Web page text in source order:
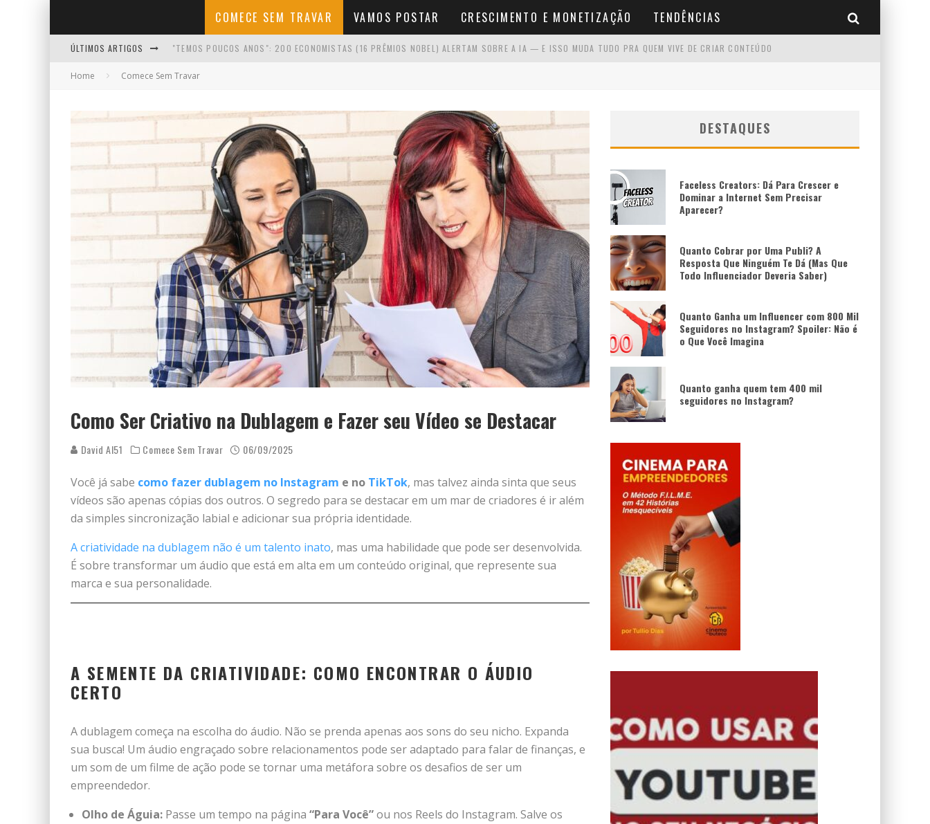
COMECE SEM TRAVAR VAMOS POSTAR CRESCIMENTO E MONETIZAÇÃO TENDÊNCIAS
ÚLTIMOS ARTIGOS "TEMOS POUCOS ANOS": 200 ECONOMISTAS (16 PRÊMIOS NOBEL) ALERTAM SOBRE A IA — E ISSO MUDA TUDO PRA QUEM VIVE DE CRIAR CONTEÚDO
COMO COMEÇAR A CRIAR CONTEÚDO SE VOCÊ ODEIA APARECER
COMO MANTER A MOTIVAÇÃO NO INÍCIO SEM VER RESULTADOS RÁPIDOS
Home Comece Sem Travar
Como Ser Criativo na Dublagem e Fazer seu Vídeo se Destacar
David AI51 Comece Sem Travar 06/09/2025
Você já sabe como fazer dublagem no Instagram e no TikTok, mas talvez ainda sinta que seus
vídeos são apenas cópias dos outros. O segredo para se destacar em um mar de criadores é ir além
da simples sincronização labial e adicionar sua própria identidade.
A criatividade na dublagem não é um talento inato, mas uma habilidade que pode ser desenvolvida.
É sobre transformar um áudio que está em alta em um conteúdo original, que represente sua
marca e sua personalidade.
A SEMENTE DA CRIATIVIDADE: COMO ENCONTRAR O ÁUDIO
CERTO
A dublagem começa na escolha do áudio. Não se prenda apenas aos sons do seu nicho. Expanda
sua busca! Um áudio engraçado sobre relacionamentos pode ser adaptado para falar de finanças, e
um som de um filme de ação pode se tornar uma metáfora sobre os desafios de ser um
empreendedor.
Olho de Águia: Passe um tempo na página “Para Você”ou nos Reels do Instagram. Salve os
DESTAQUES
Faceless Creators: Dá Para Crescer e
Dominar a Internet Sem Precisar
Aparecer?
Quanto Cobrar por Uma Publi? A
Resposta Que Ninguém Te Dá (Mas Que
Todo Influenciador Deveria Saber)
Quanto Ganha um Influencer com 800 Mil
Seguidores no Instagram? Spoiler: Não é
o Que Você Imagina
Quanto ganha quem tem 400 mil
seguidores no Instagram?